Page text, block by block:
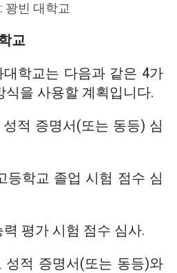
꽝빈 대학교
교
학교는 다음과 같은 4가
식을 사용할 계획입니다.
적 증명서(또는 동등) 심
등학교 졸업 시험 점수 심
평가 시험 점수 심사.
성적 증명서(또는 동등)와